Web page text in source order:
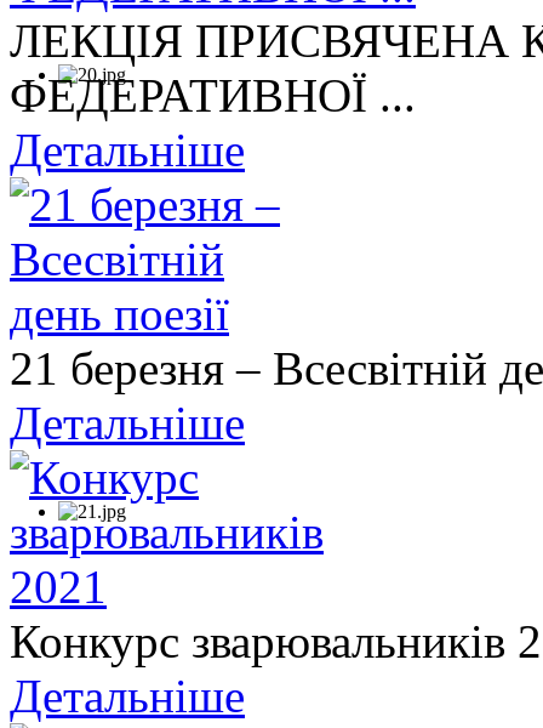
ЛЕКЦІЯ ПРИСВЯЧЕНА
ФЕДЕРАТИВНОЇ ...
Детальніше
21 березня – Всесвітній
Детальніше
Конкурс зварювальників
Детальніше